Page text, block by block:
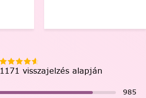
1171 visszajelzés alapján
985